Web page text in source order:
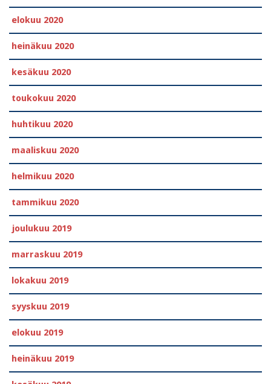
elokuu 2020
heinäkuu 2020
kesäkuu 2020
toukokuu 2020
huhtikuu 2020
maaliskuu 2020
helmikuu 2020
tammikuu 2020
joulukuu 2019
marraskuu 2019
lokakuu 2019
syyskuu 2019
elokuu 2019
heinäkuu 2019